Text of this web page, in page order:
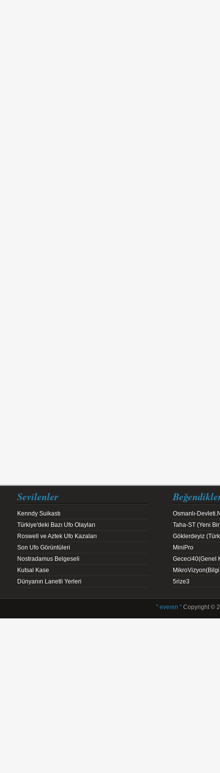
Sevilenler
Kenndy Suikastı
Türkiye'deki Bazı Ufo Olayları
Roswell ve Aztek Ufo Kazaları
Son Ufo Görüntüleri
Nostradamus Belgeseli
Kutsal Kase
Dünyanın Lanetli Yerleri
Osmanlı-
Taha-ST (Yeni
Göklerdeyiz
MiniPro
Gececi40(Genel
5rize3
" everen "Copyright ©